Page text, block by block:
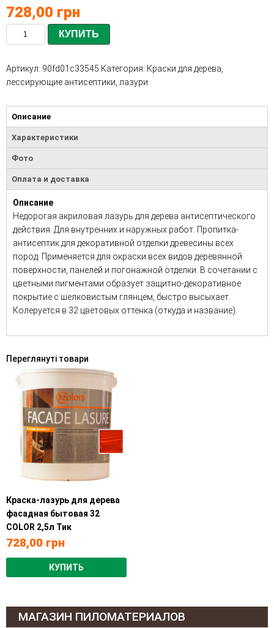
728,00 грн
КУПИТЬ
Артикул: 90fd01c33545 Категория: Краски для дерева,
лессирующие антисептики, лазури
Описание
Характеристики
Фото
Оплата и доставка
Описание
Недорогая акриловая лазурь для дерева антисептического
действия. Для внутренних и наружных работ. Пропитка-
антисептик для декоративной отделки древесины всех
пород. Применяется для окраски всех видов деревянной
поверхности, панелей и погонажной отделки. В сочетании с
цветными пигментами образует защитно-декоративное
покрытие с шелковистым глянцем, быстро высыхает.
Колеруется в 32 цветовых оттенка (откуда и название).
Переглянуті товари
Краска-лазурь для дерева
фасадная бытовая 32
COLOR 2,5л Тик
728,00 грн
КУПИТЬ
МАГАЗИН ПИЛОМАТЕРИАЛОВ